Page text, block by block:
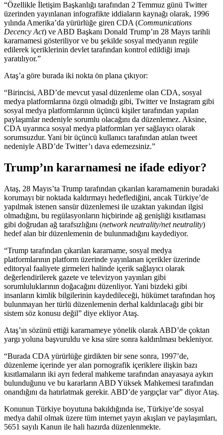
“Özellikle İletişim Başkanlığı tarafından 2 Temmuz günü Twitter
üzerinden yayınlanan infografikte iddiaların kaynağı olarak, 1996
yılında Amerika’da yürürlüğe giren CDA (Communications
Decency Act) ve ABD Başkanı Donald Trump’ın 28 Mayıs tarihli
kararnamesi gösteriliyor ve bu şekilde sosyal medyanın regüle
edilerek içeriklerinin devlet tarafından kontrol edildiği imajı
yaratılıyor.”
Ataş’a göre burada iki nokta ön plana çıkıyor:
“Birincisi, ABD’de mevcut yasal düzenleme olan CDA, sosyal
medya platformlarına özgü olmadığı gibi, Twitter ve Instagram gibi
sosyal medya platformlarının üçüncü kişiler tarafından yapılan
paylaşımlar nedeniyle sorumlu olacağını da düzenlemez. Aksine,
CDA uyarınca sosyal medya platformları yer sağlayıcı olarak
sorumsuzdur. Yani bir üçüncü kullanıcı tarafından atılan tweet
nedeniyle ABD’de Twitter’ı dava edemezsiniz.”
Trump’ın kararnamesi ne ifade ediyor?
Ataş, 28 Mayıs’ta Trump tarafından çıkarılan kararnamenin buradaki
korumayı bir noktada kaldırmayı hedeflediğini, ancak Türkiye’de
yapılmak istenen sansür düzenlemesi ile uzaktan yakından ilgisi
olmadığını, bu regülasyonların hiçbirinde ağ genişliği kısıtlaması
gibi doğrudan ağ tarafsızlığını (network neutrality/net neutrality)
hedef alan bir düzenlemenin de bulunmadığını kaydediyor.
“Trump tarafından çıkarılan kararname, sosyal medya
platformlarının platform üzerinde yayınlanan içerikler üzerinde
editoryal faaliyete girmeleri halinde içerik sağlayıcı olarak
değerlendirilerek gazete ve televizyon yayınları gibi
sorumluluklarının doğacağını düzenliyor. Yani bizdeki gibi
insanların kimlik bilgilerinin kaydedileceği, hükümet tarafından hoş
bulunmayan her türlü düzenlemenin derhal kaldırılacağı gibi bir
sistem söz konusu değil” diye ekliyor Ataş.
Ataş’ın sözünü ettiği kararnameye yönelik olarak ABD’de çoktan
yargı yoluna başvuruldu ve kısa süre sonra kaldırılması bekleniyor.
“Burada CDA yürürlüğe girdikten bir sene sonra, 1997’de,
düzenleme içerinde yer alan pornografik içeriklere ilişkin bazı
kısıtlamaların iki ayrı federal mahkeme tarafından anayasaya aykırı
bulunduğunu ve bu kararların ABD Yüksek Mahkemesi tarafından
onandığını da hatırlatmak gerekir. ABD’de yargıçlar var” diyor Ataş.
Konunun Türkiye boyutuna bakıldığında ise, Türkiye’de sosyal
medya dahil olmak üzere tüm internet yayın akışları ve paylaşımları,
5651 sayılı Kanun ile hali hazırda düzenlenmekte.